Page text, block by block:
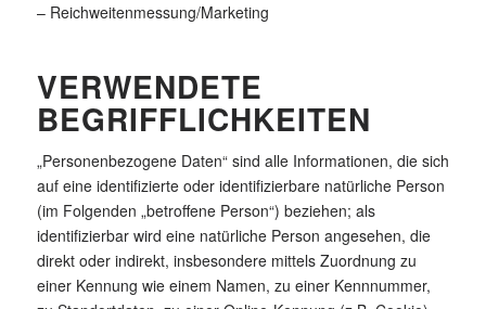
– Reichweitenmessung/Marketing
VERWENDETE
BEGRIFFLICHKEITEN
„Personenbezogene Daten“ sind alle Informationen, die sich
auf eine identifizierte oder identifizierbare natürliche Person
(im Folgenden „betroffene Person“) beziehen; als
identifizierbar wird eine natürliche Person angesehen, die
direkt oder indirekt, insbesondere mittels Zuordnung zu
einer Kennung wie einem Namen, zu einer Kennnummer,